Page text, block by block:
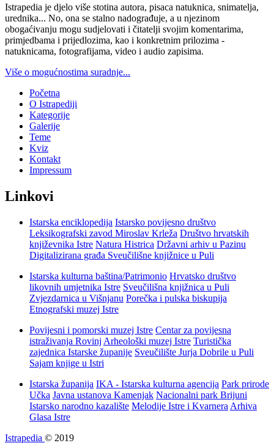
Istrapedia je djelo više stotina autora, pisaca natuknica, snimatelja,
urednika... No, ona se stalno nadograđuje, a u njezinom
obogaćivanju mogu sudjelovati i čitatelji svojim komentarima,
primjedbama i prijedlozima, kao i konkretnim prilozima -
natuknicama, fotografijama, video i audio zapisima.
Više o mogućnostima suradnje...
Početna
O Istrapediji
Kategorije
Galerije
Teme
Kviz
Kontakt
Impressum
Linkovi
Istarska enciklopedija Istarsko povijesno društvo
Leksikografski zavod Miroslav Krleža Društvo hrvatskih
književnika Istre Natura Histrica Državni arhiv u Pazinu
Digitalizirana građa Sveučilišne knjižnice u Puli
Istarska kulturna baština/Patrimonio Hrvatsko društvo
likovnih umjetnika Istre Sveučilišna knjižnica u Puli
Zvjezdarnica u Višnjanu Porečka i pulska biskupija
Etnografski muzej Istre
Povijesni i pomorski muzej Istre Centar za povijesna
istraživanja Rovinj Arheološki muzej Istre Turistička
zajednica Istarske županije Sveučilište Jurja Dobrile u Puli
Sajam knjige u Istri
Istarska županija IKA - Istarska kulturna agencija Park prirode
Učka Javna ustanova Kamenjak Nacionalni park Brijuni
Istarsko narodno kazalište Melodije Istre i Kvarnera Arhiva
Glasa Istre
Istrapedia © 2019